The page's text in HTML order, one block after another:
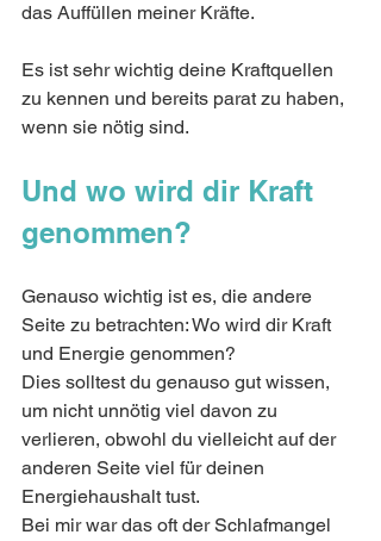
das Auffüllen meiner Kräfte.
Es ist sehr wichtig deine Kraftquellen
zu kennen und bereits parat zu haben,
wenn sie nötig sind.
Und wo wird dir Kraft
genommen?
Genauso wichtig ist es, die andere
Seite zu betrachten: Wo wird dir Kraft
und Energie genommen?
Dies solltest du genauso gut wissen,
um nicht unnötig viel davon zu
verlieren, obwohl du vielleicht auf der
anderen Seite viel für deinen
Energiehaushalt tust.
Bei mir war das oft der Schlafmangel